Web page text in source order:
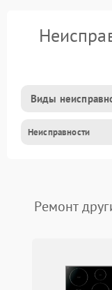
Виды
Неисправности
Ремонт